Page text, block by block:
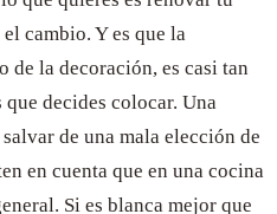
cambio. Y es que la
la decoración, es casi tan
decides colocar. Una
de una mala elección de
en cuenta que en una cocina
Si es blanca mejor que